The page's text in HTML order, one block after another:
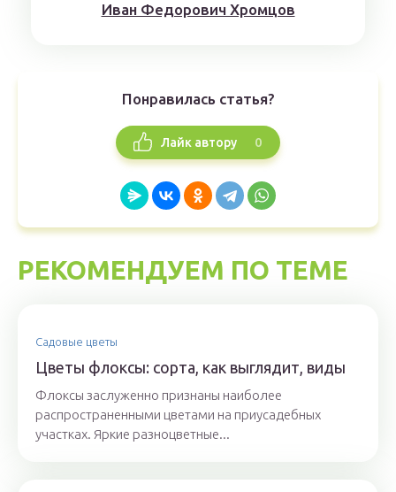
Иван Федорович Хромцов
Понравилась статья?
Лайк автору 0
РЕКОМЕНДУЕМ ПО ТЕМЕ
Садовые цветы
Цветы флоксы: сорта, как выглядит, виды
Флоксы заслуженно признаны наиболее
распространенными цветами на приусадебных
участках. Яркие разноцветные...